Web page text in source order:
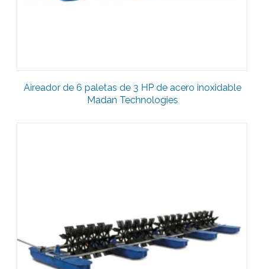
Aireador de 6 paletas de 3 HP de acero inoxidable
Madan Technologies